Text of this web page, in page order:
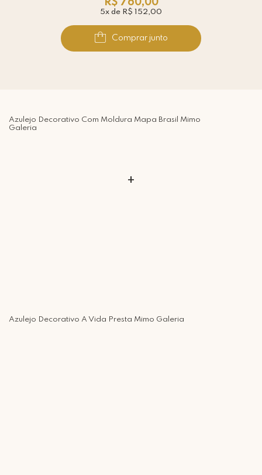
R$ 760,00
5x de R$ 152,00
Comprar junto
Azulejo Decorativo Com Moldura Mapa Brasil Mimo
Galeria
+
Azulejo Decorativo A Vida Presta Mimo Galeria